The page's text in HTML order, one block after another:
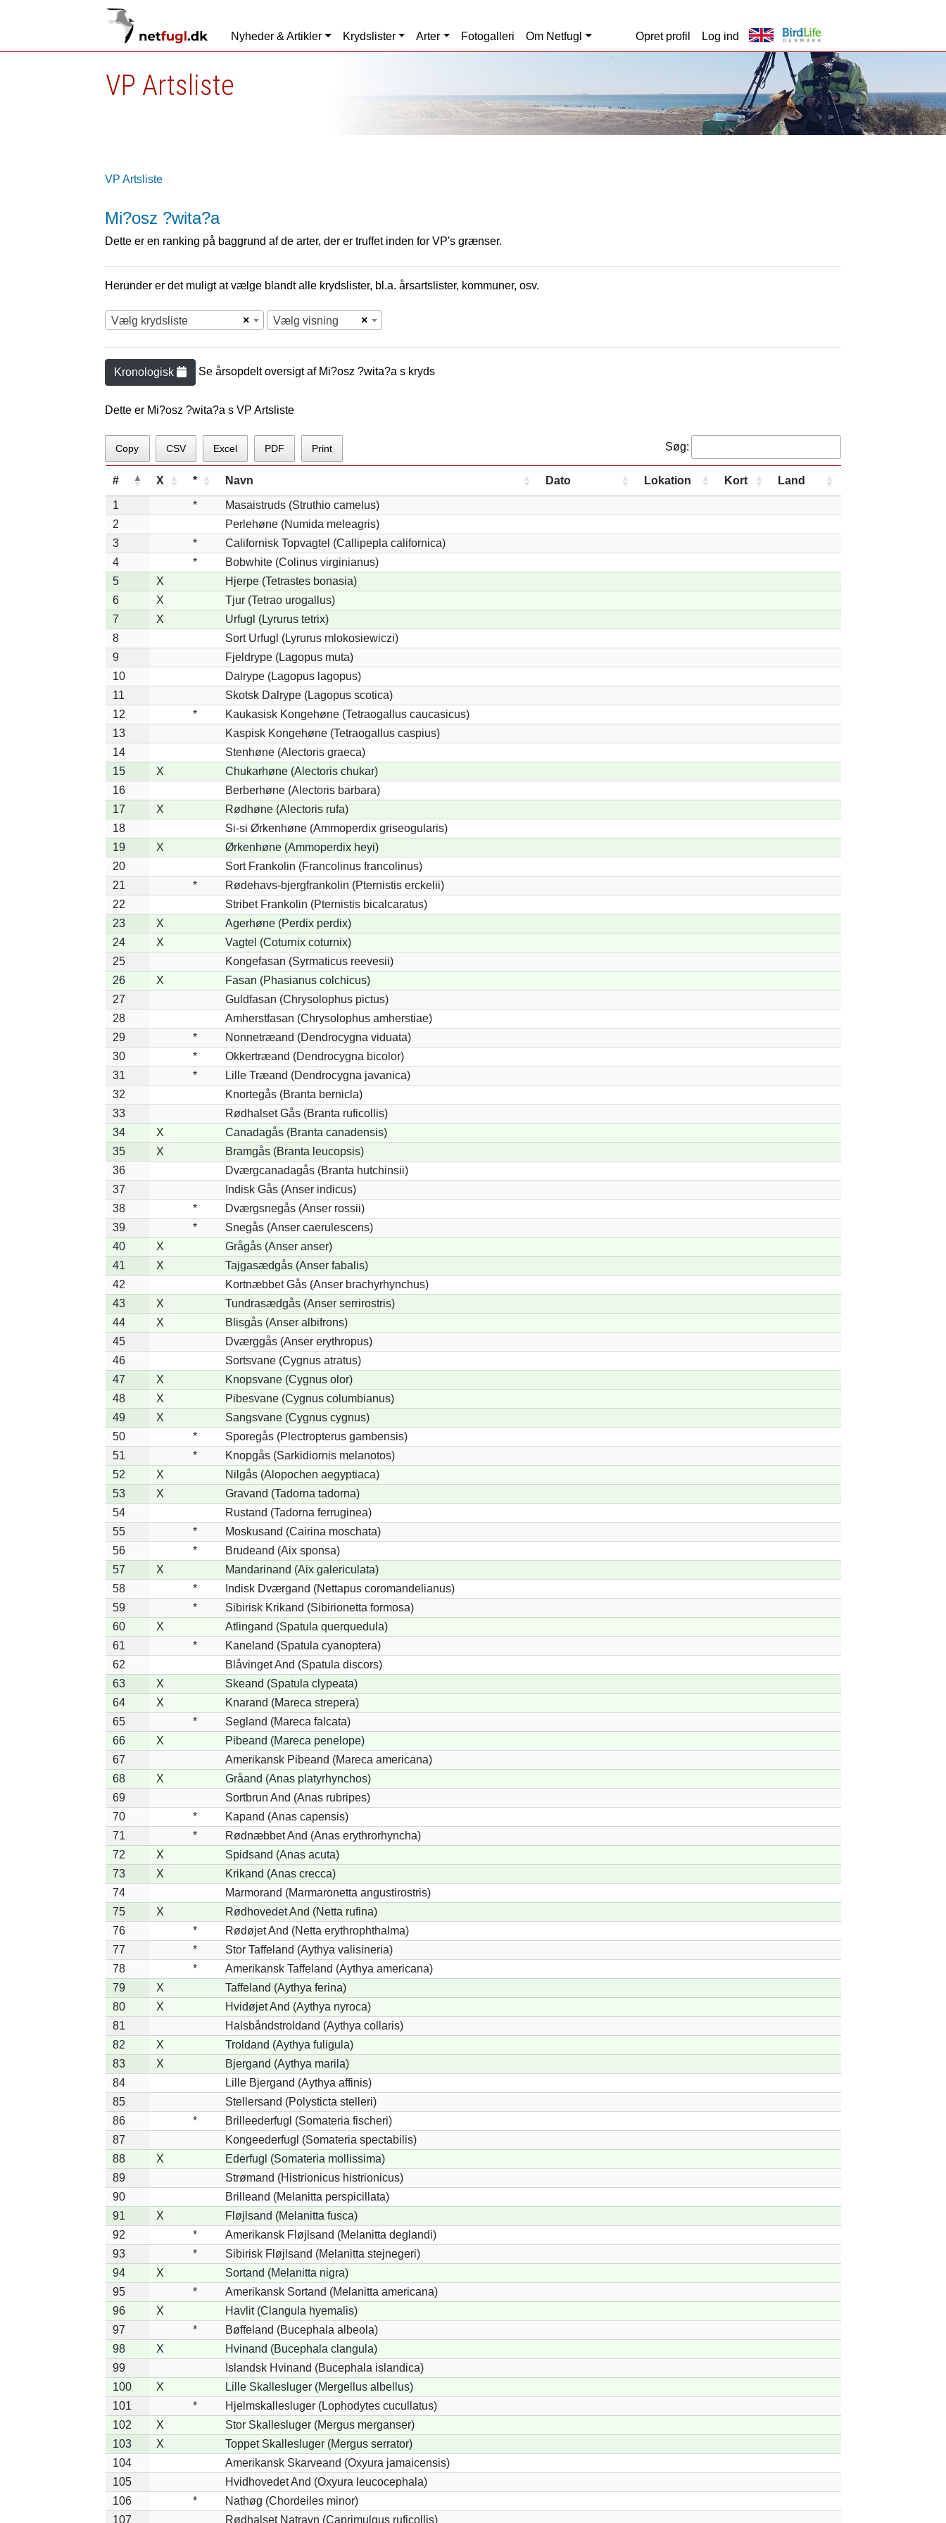
Nyheder & Artikler Krydslister Arter Fotogalleri Om Netfugl Opret profil Log ind
VP Artsliste
VP Artsliste
Mi?osz ?wita?a
Dette er en ranking på baggrund af de arter, der er truffet inden for VP's grænser.
Herunder er det muligt at vælge blandt alle krydslister, bl.a. årsartslister, kommuner, osv.
×
Vælg krydsliste ×
Vælg visning
Kronologisk Se årsopdelt oversigt af Mi?osz ?wita?as kryds
Dette er Mi?osz ?wita?a s VP Artsliste
Copy CSV Excel PDF Print Søg:
# X * Navn Dato Lokation Kort Land
1 *
Masaistruds (Struthio camelus)
2
Perlehøne (Numida meleagris)
3
*
Californisk Topvagtel (Callipepla californica)
4
*
Bobwhite (Colinus virginianus)
5
X
Hjerpe (Tetrastes bonasia)
6
X
Tjur (Tetrao urogallus)
7
X
Urfugl (Lyrurus tetrix)
8
Sort Urfugl (Lyrurus mlokosiewiczi)
9
Fjeldrype (Lagopus muta)
10
Dalrype (Lagopus lagopus)
11
Skotsk Dalrype (Lagopus scotica)
12
*
Kaukasisk Kongehøne (Tetraogallus caucasicus)
13
Kaspisk Kongehøne (Tetraogallus caspius)
14
Stenhøne (Alectoris graeca)
15
X
Chukarhøne (Alectoris chukar)
16
Berberhøne (Alectoris barbara)
17
X
Rødhøne (Alectoris rufa)
18
Si-si Ørkenhøne (Ammoperdix griseogularis)
19
X
Ørkenhøne (Ammoperdix heyi)
20
Sort Frankolin (Francolinus francolinus)
21
*
Rødehavs-bjergfrankolin (Pternistis erckelii)
22
Stribet Frankolin (Pternistis bicalcaratus)
23
X
Agerhøne (Perdix perdix)
24
X
Vagtel (Coturnix coturnix)
25
Kongefasan (Syrmaticus reevesii)
26
X
Fasan (Phasianus colchicus)
27
Guldfasan (Chrysolophus pictus)
28
Amherstfasan (Chrysolophus amherstiae)
29
*
Nonnetræand (Dendrocygna viduata)
30
*
Okkertræand (Dendrocygna bicolor)
31
*
Lille Træand (Dendrocygna javanica)
32
Knortegås (Branta bernicla)
33
Rødhalset Gås (Branta ruficollis)
34
X
Canadagås (Branta canadensis)
35
X
Bramgås (Branta leucopsis)
36
Dværgcanadagås (Branta hutchinsii)
37
Indisk Gås (Anser indicus)
38
*
Dværgsnegås (Anser rossii)
39
*
Snegås (Anser caerulescens)
40
X
Grågås (Anser anser)
41
X
Tajgasædgås (Anser fabalis)
42
Kortnæbbet Gås (Anser brachyrhynchus)
43
X
Tundrasædgås (Anser serrirostris)
44
X
Blisgås (Anser albifrons)
45
Dværggås (Anser erythropus)
46
Sortsvane (Cygnus atratus)
47
X
Knopsvane (Cygnus olor)
48
X
Pibesvane (Cygnus columbianus)
49
X
Sangsvane (Cygnus cygnus)
50
*
Sporegås (Plectropterus gambensis)
51
*
Knopgås (Sarkidiornis melanotos)
52
X
Nilgås (Alopochen aegyptiaca)
53
X
Gravand (Tadorna tadorna)
54
Rustand (Tadorna ferruginea)
55
*
Moskusand (Cairina moschata)
56
*
Brudeand (Aix sponsa)
57
X
Mandarinand (Aix galericulata)
58
*
Indisk Dværgand (Nettapus coromandelianus)
59
*
Sibirisk Krikand (Sibirionetta formosa)
60
X
Atlingand (Spatula querquedula)
61
*
Kaneland (Spatula cyanoptera)
62
Blåvinget And (Spatula discors)
63
X
Skeand (Spatula clypeata)
64
X
Knarand (Mareca strepera)
65
*
Segland (Mareca falcata)
66
X
Pibeand (Mareca penelope)
67
Amerikansk Pibeand (Mareca americana)
68
X
Gråand (Anas platyrhynchos)
69
Sortbrun And (Anas rubripes)
70
*
Kapand (Anas capensis)
71
*
Rødnæbbet And (Anas erythrorhyncha)
72
X
Spidsand (Anas acuta)
73
X
Krikand (Anas crecca)
74
Marmorand (Marmaronetta angustirostris)
75
X
Rødhovedet And (Netta rufina)
76
*
Rødøjet And (Netta erythrophthalma)
77
*
Stor Taffeland (Aythya valisineria)
78
*
Amerikansk Taffeland (Aythya americana)
79
X
Taffeland (Aythya ferina)
80
X
Hvidøjet And (Aythya nyroca)
81
Halsbåndstroldand (Aythya collaris)
82
X
Troldand (Aythya fuligula)
83
X
Bjergand (Aythya marila)
84
Lille Bjergand (Aythya affinis)
85
Stellersand (Polysticta stelleri)
86
*
Brilleederfugl (Somateria fischeri)
87
Kongeederfugl (Somateria spectabilis)
88
X
Ederfugl (Somateria mollissima)
89
Strømand (Histrionicus histrionicus)
90
Brilleand (Melanitta perspicillata)
91
X
Fløjlsand (Melanitta fusca)
92
*
Amerikansk Fløjlsand (Melanitta deglandi)
93
*
Sibirisk Fløjlsand (Melanitta stejnegeri)
94
X
Sortand (Melanitta nigra)
95
*
Amerikansk Sortand (Melanitta americana)
96
X
Havlit (Clangula hyemalis)
97
*
Bøffeland (Bucephala albeola)
98
X
Hvinand (Bucephala clangula)
99
Islandsk Hvinand (Bucephala islandica)
100
X
Lille Skallesluger (Mergellus albellus)
101
*
Hjelmskallesluger (Lophodytes cucullatus)
102
X
Stor Skallesluger (Mergus merganser)
103
X
Toppet Skallesluger (Mergus serrator)
104
Amerikansk Skarveand (Oxyura jamaicensis)
105
Hvidhovedet And (Oxyura leucocephala)
106
*
Nathøg (Chordeiles minor)
107
Rødhalset Natravn (Caprimulgus ruficollis)